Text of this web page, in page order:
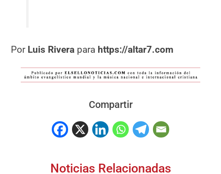
Por Luis Rivera para https://altar7.com
Compartir
Noticias Relacionadas